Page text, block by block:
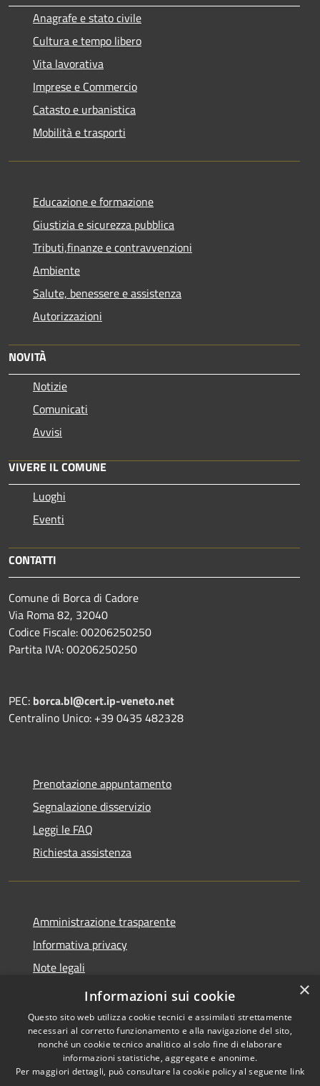
Anagrafe e stato civile
Cultura e tempo libero
Vita lavorativa
Imprese e Commercio
Catasto e urbanistica
Mobilità e trasporti
Educazione e formazione
Giustizia e sicurezza pubblica
Tributi,finanze e contravvenzioni
Ambiente
Salute, benessere e assistenza
Autorizzazioni
NOVITÀ
Notizie
Comunicati
Avvisi
VIVERE IL COMUNE
Luoghi
Eventi
CONTATTI
Comune di Borca di Cadore
Via Roma 82, 32040
Codice Fiscale: 00206250250
Partita IVA: 00206250250
PEC: borca.bl@cert.ip-veneto.net
Centralino Unico: +39 0435 482328
Prenotazione appuntamento
Segnalazione disservizio
Leggi le FAQ
Richiesta assistenza
Amministrazione trasparente
Informativa privacy
Note legali
Dichiarazione di accessibilità
Accessibilità
Copyright © 2026 • Comune di
Borca di Cadore • Powered by
×
Informazioni sui cookie
Questo sito web utilizza cookie tecnici e assimilati strettamente
necessari al corretto funzionamento e alla navigazione del sito,
nonché un cookie tecnico analitico al solo fine di elaborare
informazioni statistiche, aggregate e anonime.
Per maggiori dettagli, può consultare la cookie policy al seguente link